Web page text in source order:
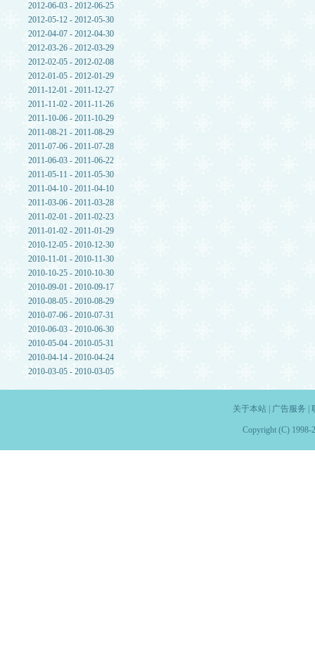
2012-06-03 - 2012-06-25
2012-05-12 - 2012-05-30
2012-04-07 - 2012-04-30
2012-03-26 - 2012-03-29
2012-02-05 - 2012-02-08
2012-01-05 - 2012-01-29
2011-12-01 - 2011-12-27
2011-11-02 - 2011-11-26
2011-10-06 - 2011-10-29
2011-08-21 - 2011-08-29
2011-07-06 - 2011-07-28
2011-06-03 - 2011-06-22
2011-05-11 - 2011-05-30
2011-04-10 - 2011-04-10
2011-03-06 - 2011-03-28
2011-02-01 - 2011-02-23
2011-01-02 - 2011-01-29
2010-12-05 - 2010-12-30
2010-11-01 - 2010-11-30
2010-10-25 - 2010-10-30
2010-09-01 - 2010-09-17
2010-08-05 - 2010-08-29
2010-07-06 - 2010-07-31
2010-06-03 - 2010-06-30
2010-05-04 - 2010-05-31
2010-04-14 - 2010-04-24
2010-03-05 - 2010-03-05
关于本站| 广告服务
Copyright (C) 1998-